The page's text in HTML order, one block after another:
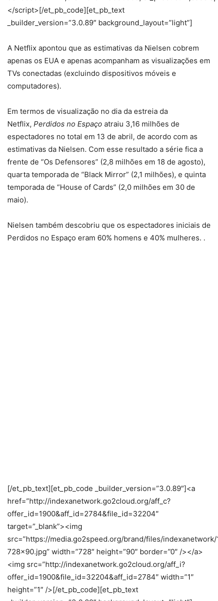
</script>[/et_pb_code][et_pb_text
_builder_version=”3.0.89″ background_layout=”light”]
A Netflix apontou que as estimativas da Nielsen cobrem
apenas os EUA e apenas acompanham as visualizações em
TVs conectadas (excluindo dispositivos móveis e
computadores).
Em termos de visualização no dia da estreia da
Netflix, Perdidos no Espaço atraiu 3,16 milhões de
espectadores no total em 13 de abril, de acordo com as
estimativas da Nielsen. Com esse resultado a série fica a
frente de “Os Defensores” (2,8 milhões em 18 de agosto),
quarta temporada de “Black Mirror” (2,1 milhões), e quinta
temporada de “House of Cards” (2,0 milhões em 30 de
maio).
Nielsen também descobriu que os espectadores iniciais de
Perdidos no Espaço eram 60% homens e 40% mulheres. .
[/et_pb_text][et_pb_code _builder_version=”3.0.89″]<a
href=”http://indexanetwork.go2cloud.org/aff_c?
offer_id=1900&aff_id=2784&file_id=32204″
target=”_blank”><img
src=”https://media.go2speed.org/brand/files/
728×90.jpg” width=”728″ height=”90″ border=”0″ /></a>
<img src=”http://indexanetwork.go2cloud.org/aff_i?
offer_id=1900&file_id=32204&aff_id=2784″ width=”1″
height=”1″ />[/et_pb_code][et_pb_text